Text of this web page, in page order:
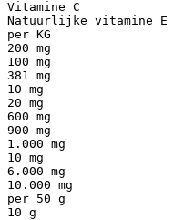
Vitamine C
Natuurlijke vitamine E
per KG
200 mg
100 mg
381 mg
10 mg
20 mg
600 mg
900 mg
1.000 mg
10 mg
6.000 mg
10.000 mg
per 50 g
10 g